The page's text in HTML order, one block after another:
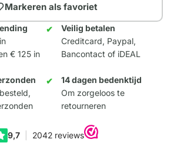
Markeren als favoriet
€ 125 in
Veilig betalen
Creditcard, Paypal,
Bancontact of iDEAL
14 dagen bedenktijd
Om zorgeloos te
retourneren